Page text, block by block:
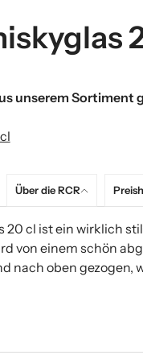
unserem Sortiment
Über die RCR
20 cl ist ein wirklich
von einem schön
nach oben gezogen,